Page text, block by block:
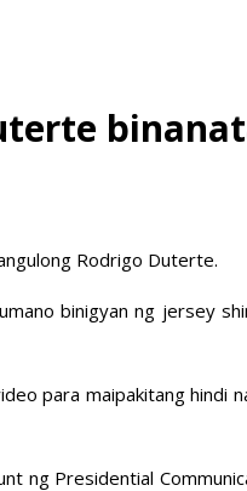
Rodrigo Duterte.
binigyan ng jersey
para maipakitang
ng Presidential